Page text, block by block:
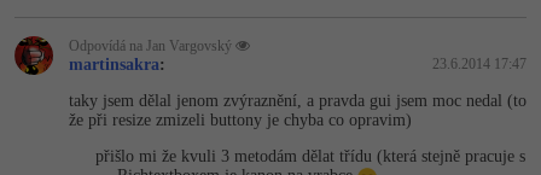
Odpovídá na Jan Vargovský
martinsakra: 23.6.2014 17:47
taky jsem dělal jenom zvýraznění, a pravda gui jsem moc nedal (to
že při resize zmizeli buttony je chyba co opravim)
přišlo mi že kvuli 3 metodám dělat třídu (která stejně pracuje s